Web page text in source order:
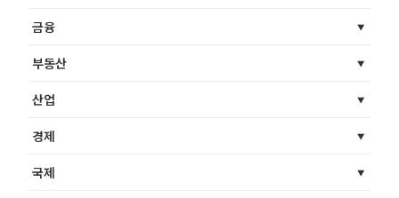
금융
부동산
산업
경제
국제